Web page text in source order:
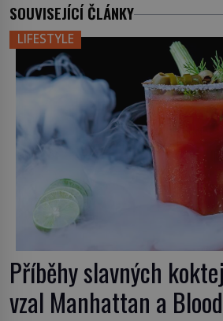
SOUVISEJÍCÍ ČLÁNKY
LIFESTYLE
Příběhy slavných
vzal Manhattan a